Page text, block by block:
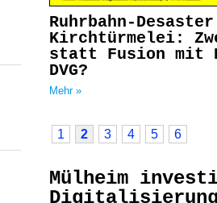
Ruhrbahn-
Kirchtürmelei:
statt Fusion mit
DVG?
Mehr »
1 2 3 4 5 6
Mülheim